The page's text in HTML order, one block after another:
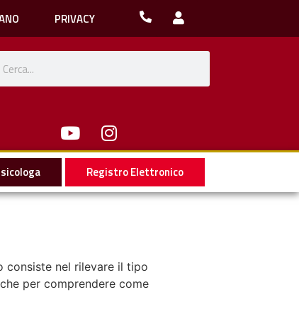
PRIVACY
Registro Elettronico
consiste nel rilevare il tipo
per comprendere come